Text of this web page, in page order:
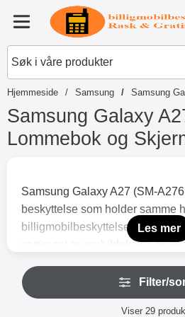
Meny
Hjemmeside Samsung Samsung
Samsung Galaxy
Lommebok og
Les mer
Samsung Galaxy A27 (SM-
beskyttelse som holder samme
billigmobilbeskyttelse.no finner
sortiment av mobildeksler,
daglig slitasje – uten å gå på
funksjon eller design. Vi er
Filter/
Viser 29